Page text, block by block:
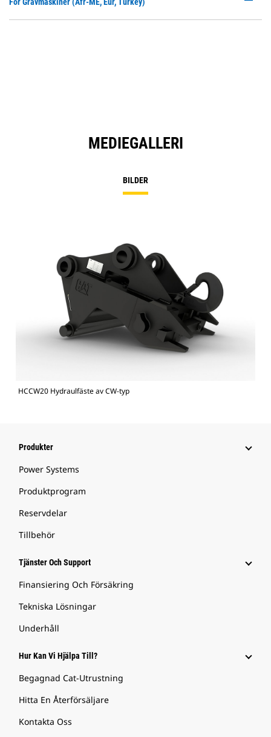
För Grävmaskiner (Afr-ME, Eur, Turkey)
MEDIEGALLERI
BILDER
HCCW20 Hydraulfäste av CW-typ
Produkter
Power Systems
Produktprogram
Reservdelar
Tillbehör
Tjänster Och Support
Finansiering Och Försäkring
Tekniska Lösningar
Underhåll
Hur Kan Vi Hjälpa Till?
Begagnad Cat-Utrustning
Hitta En Återförsäljare
Kontakta Oss